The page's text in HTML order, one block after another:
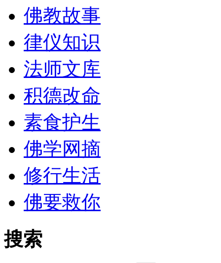
佛教故事
律仪知识
法师文库
积德改命
素食护生
佛学网摘
修行生活
佛要救你
搜索